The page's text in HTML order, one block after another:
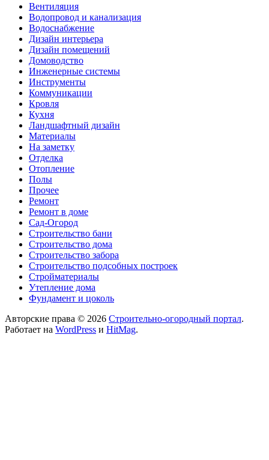
Вентиляция
Водопровод и канализация
Водоснабжение
Дизайн интерьера
Дизайн помещений
Домоводство
Инженерные системы
Инструменты
Коммуникации
Кровля
Кухня
Ландшафтный дизайн
Материалы
На заметку
Отделка
Отопление
Полы
Прочее
Ремонт
Ремонт в доме
Сад-Огород
Строительство бани
Строительство дома
Строительство забора
Строительство подсобных построек
Стройматериалы
Утепление дома
Фундамент и цоколь
Авторские права © 2026 Строительно-огородный портал.
Работает на WordPress и HitMag.